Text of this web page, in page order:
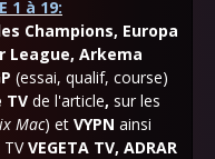
1 à 19:
Champions, Europa
League, Arkema
(essai, qualif, course)
TV de l'article, sur les
Mac) et VYPN ainsi
VEGETA TV, ADRAR